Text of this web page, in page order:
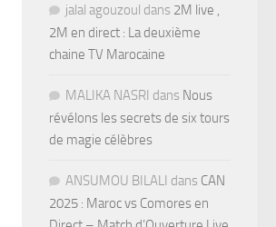
jalal agouzoul dans 2M live ,
2M en direct : La deuxième
chaine TV Marocaine
MALIKA NASRI dans Nous
révélons les secrets de six tours
de magie célèbres
ANSUMOU BILALI dans CAN
2025 : Maroc vs Comores en